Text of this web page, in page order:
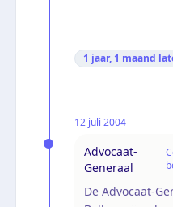
1 jaar, 1 maand
12 juli 2004
Advocaat-
Generaal
De Advocaat-